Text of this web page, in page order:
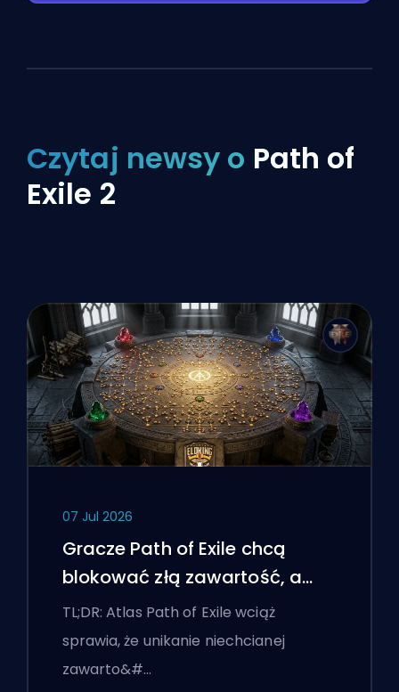
Czytaj newsy o Path of
Exile 2
07 Jul 2026
Gracze Path of Exile chcą
blokować złą zawartość, a
interfejs wciąż im przeszkadza
TL;DR: Atlas Path of Exile wciąż
sprawia, że unikanie niechcianej
zawarto&#…